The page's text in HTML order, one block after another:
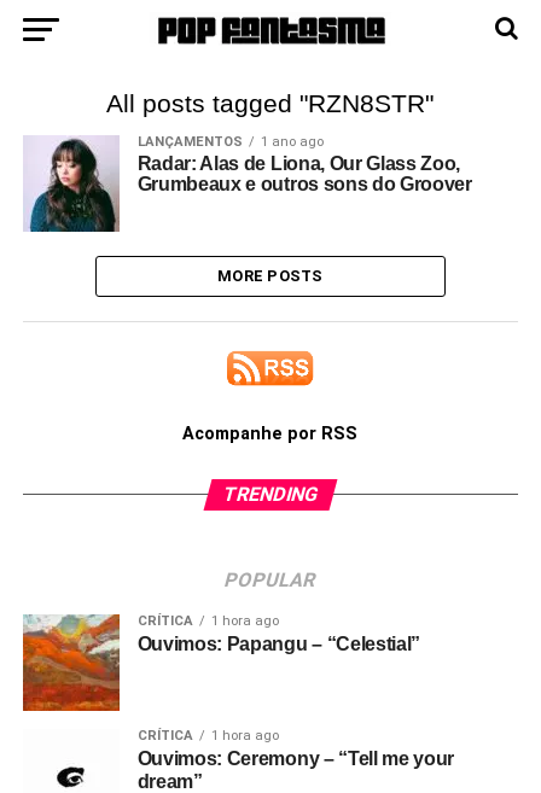
All posts tagged "RZN8STR"
LANÇAMENTOS 1 ano ago
Radar: Alas de Liona, Our Glass Zoo,
Grumbeaux e outros sons do Groover
MORE POSTS
Acompanhe por RSS
TRENDING
POPULAR
CRÍTICA 1 hora ago
Ouvimos: Papangu – “Celestial”
CRÍTICA 1 hora ago
Ouvimos: Ceremony – “Tell me your
dream”